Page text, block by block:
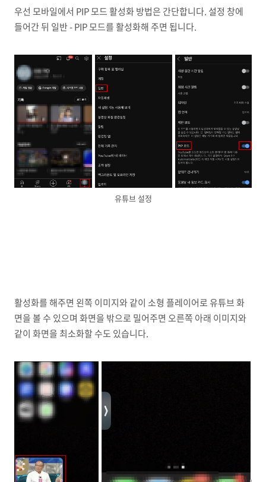
우선 모바일에서 PIP 모드 활성화 방법은 간단합니다. 설정 창에
들어간 뒤 일반 - PIP 모드를 활성화해 주면 됩니다.
유튜브 설정
활성화를 해주면 왼쪽 이미지와 같이 소형 플레이어로 유튜브 화
면을 볼 수 있으며 화면을 밖으로 밀어주면 오른쪽 아래 이미지와
같이 화면을 최소화할 수도 있습니다.